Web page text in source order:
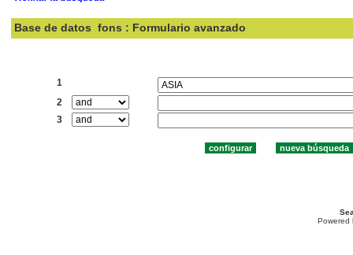
Base de datos fons : Formulario avanzado
1
2
3
Powered